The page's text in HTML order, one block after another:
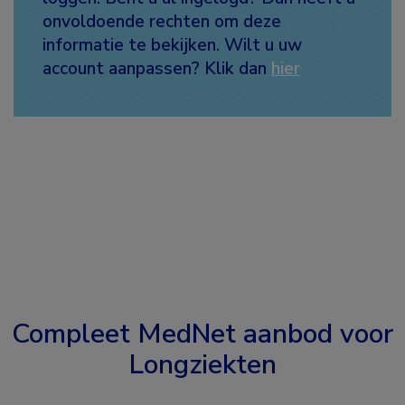
onvoldoende rechten om deze
informatie te bekijken. Wilt u uw
account aanpassen? Klik dan hier
Compleet MedNet aanbod voor
Longziekten